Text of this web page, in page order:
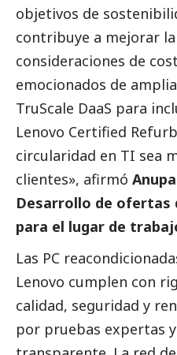
objetivos de
contribuye a mejorar
consideraciones de
emocionados de
TruScale DaaS para
Lenovo Certified
circularidad en TI sea
clientes», afirmó
Desarrollo de ofertas
para el lugar de
Las PC
Lenovo cumplen con
calidad, seguridad y
por pruebas expertas